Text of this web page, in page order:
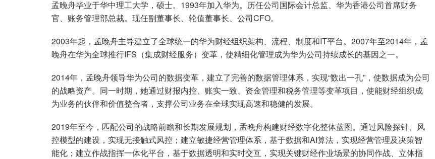
孟晚舟毕业于华中理工大学，硕士。1993年加入华为。历任公司国际会计总监、华为香港公司首席财务
官、账务管理部总裁。现任副董事长、轮值董事长、公司CFO。
2003年起，孟晚舟主导建立了全球统一的华为财经组织架构、流程、制度和IT平台。2007年至2014年，孟
晚舟在华为全球推行IFS（集成财经服务）变革，使精细化管理成为华为公司持续成长的基因之一。
2014年，孟晚舟领导华为公司的数据变革，建立了完善的数据管理体系，实现“数出一孔”，使数据成为公司
的战略资产。同一时期，她通过财报内控、账实一致、资金管理和税务管理等变革项目，使能财经组织成
为业务的伙伴和价值整合者，支撑公司业务在全球实现高速和稳健的发展。
2019年至今，匹配公司的战略前瞻和长期发展规划，孟晚舟构建财经数字化整体蓝图。通过风险探针、风
控模型的建设，实现无接触式风控；建立敏捷经营管理体系，基于数据和AI算法，实现经营管理及决策智
能化；建立作战指挥一体化平台，基于数据透明和实时交互，实现关键财经作业场景的协同作战、立体指